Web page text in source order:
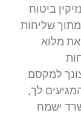
ביטוח
מתוך שליחות
מלוא
למקסם
לך,
ישמח